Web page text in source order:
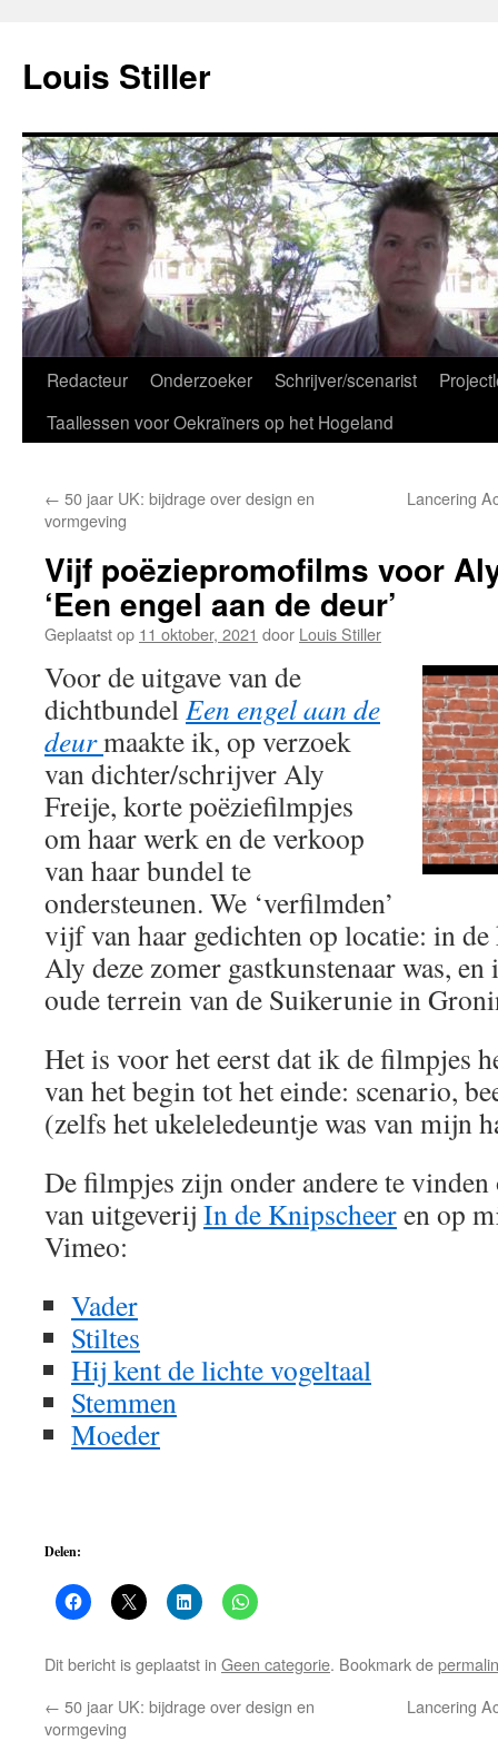
inhoud
Louis Stiller
Redacteur Onderzoeker Schrijver/scenarist
Taallessen voor Oekraïners op het Hogeland
← 50 jaar UK: bijdrage over design en
vormgeving
Lancering
Vijf poëziepromofilms voor
‘Een engel aan de deur’
Geplaatst op 11 oktober, 2021 door Louis Stiller
Voor de uitgave van de
dichtbundelEen engel aan de
deurmaakte ik, op verzoek
van dichter/schrijver Aly
Freije, korte poëziefilmpjes
om haar werk en de verkoop
van haar bundel te
ondersteunen. We ‘verfilmden’
vijf van haar gedichten op locatie: in
Aly deze zomer gastkunstenaar was,
oude terrein van de Suikerunie in
Het is voor het eerst dat ik de filmpjes
van het begin tot het einde: scenario,
(zelfs het ukeleledeuntje was van mijn
De filmpjes zijn onder andere te
van uitgeverij In de Knipscheeren op
Vimeo:
Vader
Stiltes
Hij kent de lichte vogeltaal
Stemmen
Moeder
Delen:
Dit bericht is geplaatst in Geen categorie. Bookmark de
← 50 jaar UK: bijdrage over design en
vormgeving
Lancering